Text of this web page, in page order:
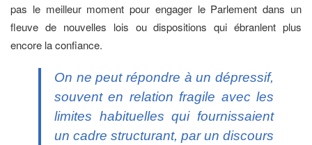
pas le meilleur moment pour engager le Parlement dans un
fleuve de nouvelles lois ou dispositions qui ébranlent plus
encore la confiance.
On ne peut répondre à un dépressif,
souvent en relation fragile avec les
limites habituelles qui fournissaient
un cadre structurant, par un discours